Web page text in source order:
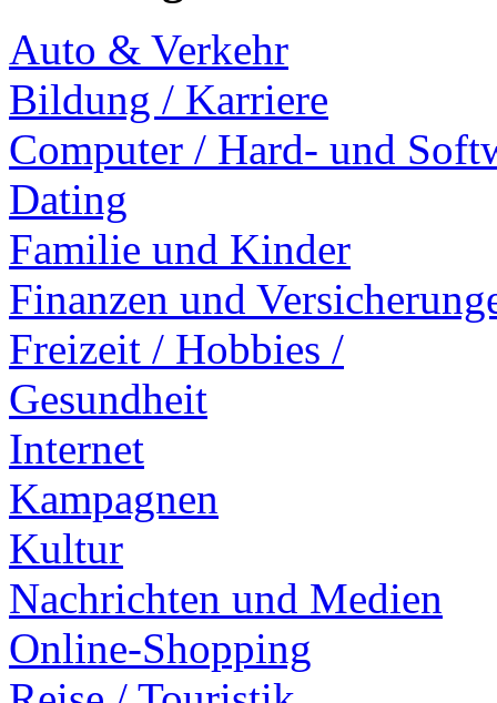
Auto & Verkehr
Bildung / Karriere
Computer / Hard- und
Dating
Familie und Kinder
Finanzen und
Freizeit / Hobbies /
Gesundheit
Internet
Kampagnen
Kultur
Nachrichten und Medien
Online-Shopping